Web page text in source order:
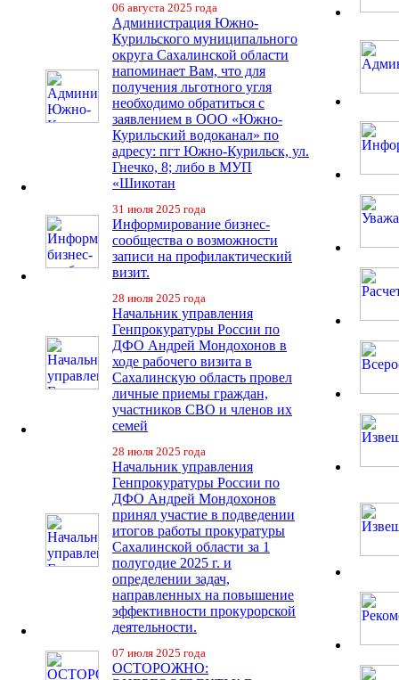
06 августа 2025 года
Администрация Южно-
Курильского муниципального
округа Сахалинской области
напоминает Вам, что для
получения льготного угля
необходимо обратиться с
заявлением в ООО «Южно-
Курильский водоканал» по
адресу: пгт Южно-Курильск, ул.
Гнечко, 8; либо в МУП
«Шикотан
31 июля 2025 года
Информирование бизнес-
сообщества о возможности
записи на профилактический
визит.
28 июля 2025 года
Начальник управления
Генпрокуратуры России по
ДФО Андрей Мондохонов в
ходе рабочего визита в
Сахалинскую область провел
личные приемы граждан,
участников СВО и членов их
семей
28 июля 2025 года
Начальник управления
Генпрокуратуры России по
ДФО Андрей Мондохонов
принял участие в подведении
итогов работы прокуратуры
Сахалинской области за 1
полугодие 2025 г. и
определении задач,
направленных на повышение
эффективности прокурорской
деятельности.
07 июля 2025 года
ОСТОРОЖНО: